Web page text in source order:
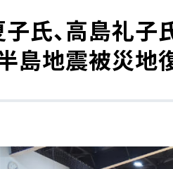
氏、高島礼子
島地震被災地